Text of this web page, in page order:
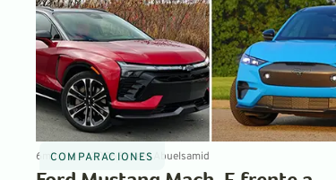
COMPARACIONES
6 minJul 9, 2026 BySam Abuelsamid